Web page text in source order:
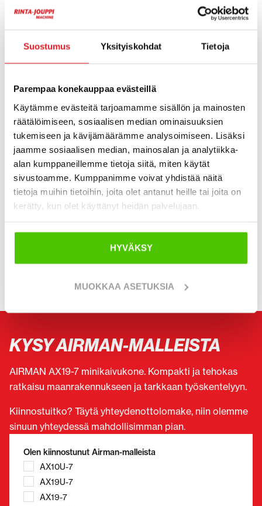
Suostumus Yksityiskohdat Tietoja
Parempaa konekauppaa evästeillä
Käytämme evästeitä tarjoamamme sisällön ja mainosten
räätälöimiseen, sosiaalisen median ominaisuuksien
tukemiseen ja kävijämäärämme analysoimiseen. Lisäksi
jaamme sosiaalisen median, mainosalan ja analytiikka-
alan kumppaneillemme tietoja siitä, miten käytät
sivustoamme. Kumppanimme voivat yhdistää näitä
tietoja muihin tietoihin, joita olet antanut heille tai joita on
kerätty, kun olet käyttänyt heidän palvelujaan.
HYVÄKSY
MUOKKAA ASETUKSIA
Tehokas moottori ja luotettava hydrauliikka takaavat
Kone toimii tehokkaasti myös rajallisissa tiloissa ilman
kompromisseja suorituskyvyssä.
Kompakti rakenne mahdollistaa erinomaisen
ketteryyden, mikä helpottaa työskentelyä
kaupunkiympäristössä, pihoilla ja rakennusten
läheisyydessä.
Laaja lisälaitevalikoima tekee AX19-7:stä monipuolisen
työkalun useisiin eri tehtäviin. Ergonominen ohjaamo ja
selkeät hallintalaitteet lisäävät käyttömukavuutta ja
turvallisuutta.
Esite: Airman AX19-7 (EN) – (PDF)
KYSY AIRMAN-MALLEISTA
AIRMAN AX19-7 minikaivukone. Kompakti ja tehokas
ratkaisu maanrakennukseen ja tarkkaan työskentelyyn.
Kiinnostuitko? Täytä yhteydenottolomake, niin olemme
sinuun yhteydessä mahdollisimman pian.
Olen kiinnostunut Airman-malleista
AX10U-7
AX19U-7
AX19-7